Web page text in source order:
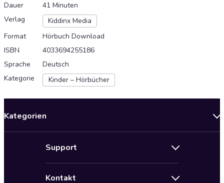
Dauer
41 Minuten
Verlag
Kiddinx Media
Format
Hörbuch Download
ISBN
4033694255186
Sprache
Deutsch
Kategorie
Kinder – Hörbücher
Kategorien
Support
Kontakt